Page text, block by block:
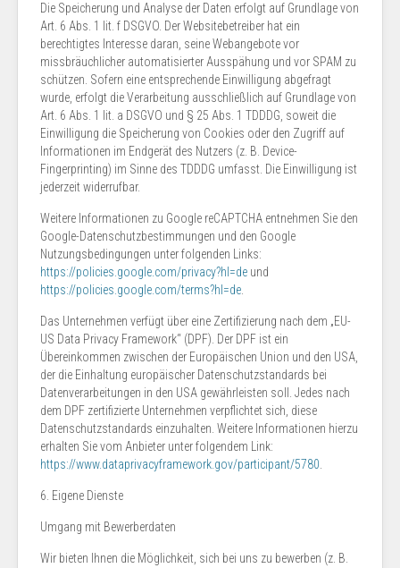
Die Speicherung und Analyse der Daten erfolgt auf Grundlage von
Art. 6 Abs. 1 lit. f DSGVO. Der Websitebetreiber hat ein
berechtigtes Interesse daran, seine Webangebote vor
missbräuchlicher automatisierter Ausspähung und vor SPAM zu
schützen. Sofern eine entsprechende Einwilligung abgefragt
wurde, erfolgt die Verarbeitung ausschließlich auf Grundlage von
Art. 6 Abs. 1 lit. a DSGVO und § 25 Abs. 1 TDDDG, soweit die
Einwilligung die Speicherung von Cookies oder den Zugriff auf
Informationen im Endgerät des Nutzers (z. B. Device-
Fingerprinting) im Sinne des TDDDG umfasst. Die Einwilligung ist
jederzeit widerrufbar.
Weitere Informationen zu Google reCAPTCHA entnehmen Sie den
Google-Datenschutzbestimmungen und den Google
Nutzungsbedingungen unter folgenden Links:
https://policies.google.com/privacy?hl=de und
https://policies.google.com/terms?hl=de
Das Unternehmen verfügt über eine Zertifizierung nach dem „EU-
US Data Privacy Framework“ (DPF). Der DPF ist ein
Übereinkommen zwischen der Europäischen Union und den USA,
der die Einhaltung europäischer Datenschutzstandards bei
Datenverarbeitungen in den USA gewährleisten soll. Jedes nach
dem DPF zertifizierte Unternehmen verpflichtet sich, diese
Datenschutzstandards einzuhalten. Weitere Informationen hierzu
erhalten Sie vom Anbieter unter folgendem Link:
https://www.dataprivacyframework.gov/participant/5780
6. Eigene Dienste
Umgang mit Bewerberdaten
Wir bieten Ihnen die Möglichkeit, sich bei uns zu bewerben (z. B.